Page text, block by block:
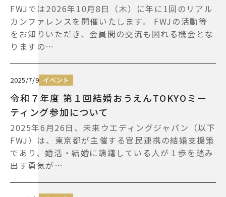
FWJでは2026年10月8日（木）に年に1回のリアル
カンファレンスを開催いたします。 FWJの活動等
をお知りいただき、会員間の交流も図れる機会とな
りますの…
2025/7/9 イベント
令和７年度 第１回結婚おうえんTOKYOミー
ティング参加について
2025年6月26日、未来ウエディングジャパン（以下
FWJ）は、東京都が主催する官民連携の結婚支援策
であり、婚活・結婚に躊躇している人が１歩を踏み
出す勇気が…